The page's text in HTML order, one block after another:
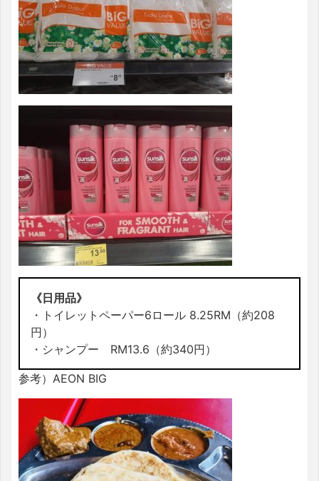
《日用品》
・トイレットペーパー6ロール 8.25RM（約208
円）
・シャンプー RM13.6（約340円）
参考）AEON BIG